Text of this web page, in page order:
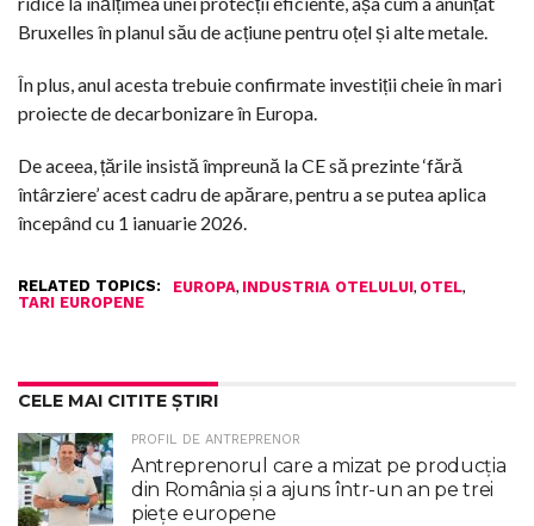
Bruxelles în planul său de acțiune pentru oțel și alte metale.
În plus, anul acesta trebuie confirmate investiții cheie în mari
proiecte de decarbonizare în Europa.
De aceea, țările insistă împreună la CE să prezinte ‘fără
întârziere’ acest cadru de apărare, pentru a se putea aplica
începând cu 1 ianuarie 2026.
RELATED TOPICS: EUROPA, INDUSTRIA OTELULUI, OTEL,
TARI EUROPENE
CELE MAI CITITE ȘTIRI
PROFIL DE ANTREPRENOR
Antreprenorul care a mizat pe producția
din România și a ajuns într-un an pe trei
piețe europene